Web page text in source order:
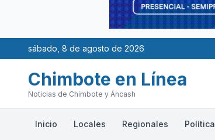
sábado, 8 de agosto de 2026
Chimbote en Línea
Noticias de Chimbote y Áncash
Inicio Locales Regionales Política